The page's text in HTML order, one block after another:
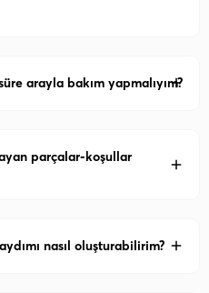
arayla bakım yapmalıyım?
parçalar-koşullar
nasıl oluşturabilirim?